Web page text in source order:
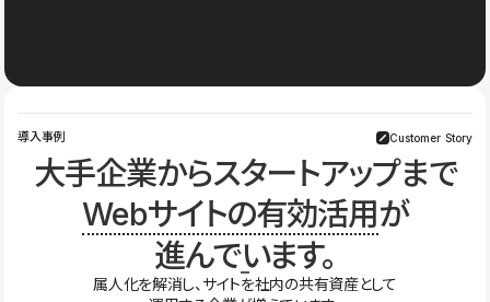
導入事例 Customer Story
大手企業からスタートアップまで
Webサイトの有効活用が
進んでいます。
属人化を解消し、サイトを社内の共有資産として